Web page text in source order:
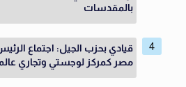
بالمقدسات
قيادي بحزب الجيل: اجتماع
مصر كمركز لوجستي وتجاري